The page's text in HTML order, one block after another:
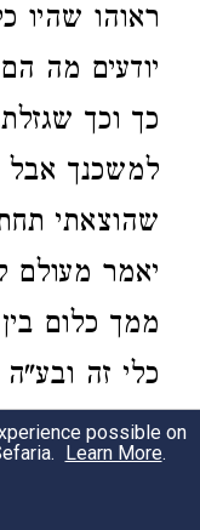
ראוהו שהיו
יודעים מה
כך וכך
למשכנך אבל
שהוצאתי
יאמר מעולם
ממך כלום
כלי זה
אפי' העדים
הבית טוען
possible on
Learn More.